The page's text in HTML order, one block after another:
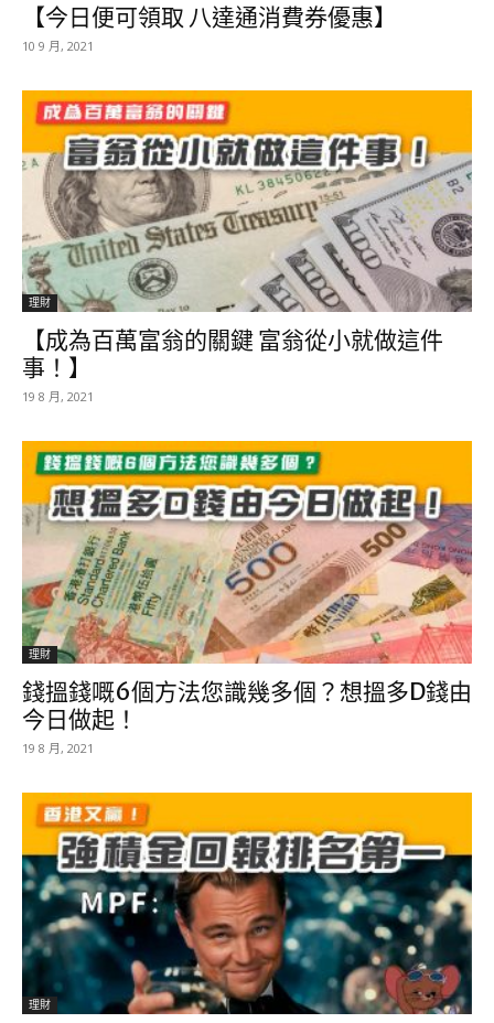
【今日便可領取 八達通消費券優惠】
10 9 月, 2021
理財
【成為百萬富翁的關鍵 富翁從小就做這件
事！】
19 8 月, 2021
理財
錢搵錢嘅6個方法您識幾多個？想搵多D錢由
今日做起！
19 8 月, 2021
理財